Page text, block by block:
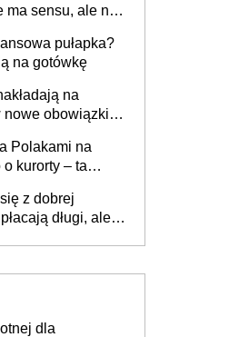
ma sensu, ale nie
pułapka?
na gotówkę
na
obowiązki w
Polakami na
kurorty – ta
po cichu
z dobrej
długi, ale
dla